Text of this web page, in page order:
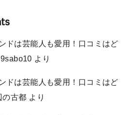
ドは芸能人も愛用！口コミはど
より
ドは芸能人も愛用！口コミはど
の古都 より